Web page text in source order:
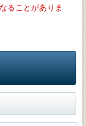
ることがありま